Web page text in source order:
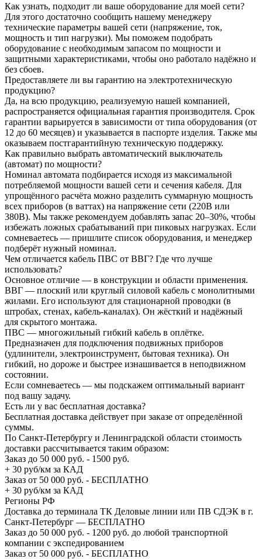
Как узнать, подходит ли ваше оборудование для моей сети?
Для этого достаточно сообщить нашему менеджеру
технические параметры вашей сети (напряжение, ток,
мощность и тип нагрузки). Мы поможем подобрать
оборудование с необходимым запасом по мощности и
защитными характеристиками, чтобы оно работало надёжно и
без сбоев.
Предоставляете ли вы гарантию на электротехническую
продукцию?
Да, на всю продукцию, реализуемую нашей компанией,
распространяется официальная гарантия производителя. Срок
гарантии варьируется в зависимости от типа оборудования (от
12 до 60 месяцев) и указывается в паспорте изделия. Также мы
оказываем постгарантийную техническую поддержку.
Как правильно выбрать автоматический выключатель
(автомат) по мощности?
Номинал автомата подбирается исходя из максимальной
потребляемой мощности вашей сети и сечения кабеля. Для
упрощённого расчёта можно разделить суммарную мощность
всех приборов (в ваттах) на напряжение сети (220В или
380В). Мы также рекомендуем добавлять запас 20–30%, чтобы
избежать ложных срабатываний при пиковых нагрузках. Если
сомневаетесь — пришлите список оборудования, и менеджер
подберёт нужный номинал.
Чем отличается кабель ПВС от ВВГ? Где что лучше
использовать?
Основное отличие — в конструкции и области применения.
ВВГ — плоский или круглый силовой кабель с монолитными
жилами. Его используют для стационарной проводки (в
штробах, стенах, кабель-каналах). Он жёсткий и надёжный
для скрытого монтажа.
ПВС — многожильный гибкий кабель в оплётке.
Предназначен для подключения подвижных приборов
(удлинители, электроинструмент, бытовая техника). Он
гибкий, но дороже и быстрее изнашивается в неподвижном
состоянии.
Если сомневаетесь — мы подскажем оптимальный вариант
под вашу задачу.
Есть ли у вас бесплатная доставка?
Бесплатная доставка действует при заказе от определённой
суммы.
По Санкт-Петербургу и Ленинградской области стоимость
доставки рассчитывается таким образом:
Заказ до 50 000 руб. - 1500 руб.
+ 30 руб/км за КАД
Заказ от 50 000 руб. - БЕСПЛАТНО
+ 30 руб/км за КАД
Регионы РФ
Доставка до терминала ТК Деловые линии или ПВ СДЭК в г.
Санкт-Петербург — БЕСПЛАТНО
Заказ до 50 000 руб. - 1200 руб. до любой транспортной
компании с экспедированием
Заказ от 50 000 руб. - БЕСПЛАТНО